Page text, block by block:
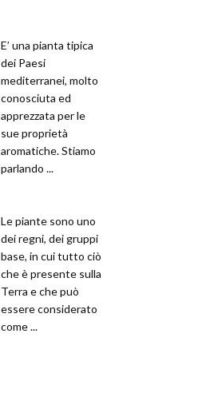
E’ una pianta tipica
dei Paesi
mediterranei, molto
conosciuta ed
apprezzata per le
sue proprietà
aromatiche. Stiamo
parlando ...
Le piante sono uno
dei regni, dei gruppi
base, in cui tutto ciò
che è presente sulla
Terra e che può
essere considerato
come ...